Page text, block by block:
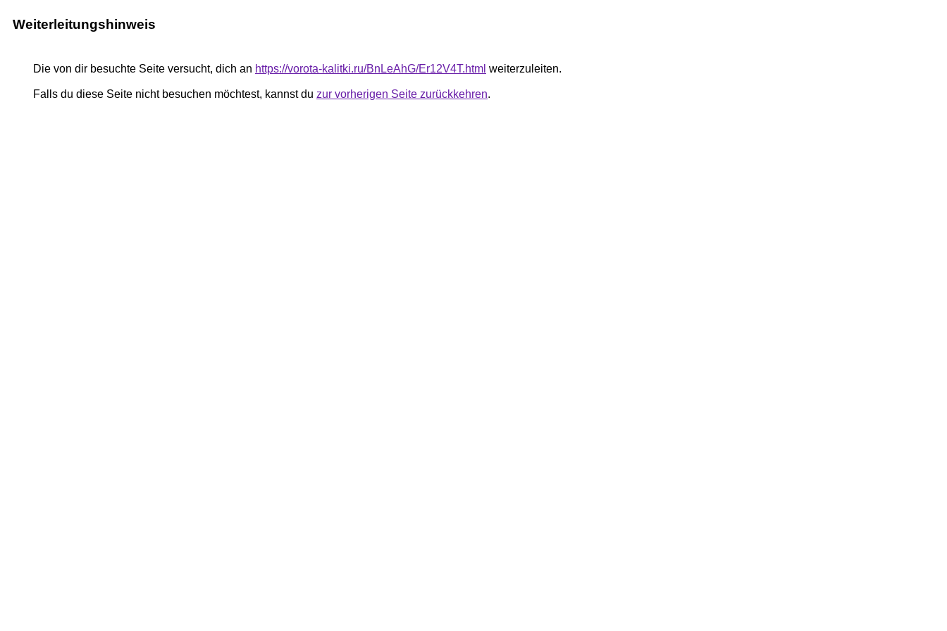
Weiterleitungshinweis
Die von dir besuchte Seite versucht, dich an https://vorota-kalitki.ru/BnLeAhG/Er12V4T.html weiterzuleiten.
Falls du diese Seite nicht besuchen möchtest, kannst du zur vorherigen Seite zurückkehren.